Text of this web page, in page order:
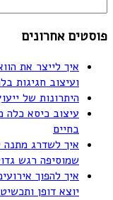
פוסטים אחרונים
איך לייצר את
ועיצוב חגיגות
היתרונות של
עיצוב כיסא כלה
בחיים
איך לשדרג מתנה
שמוסיפה רגש
איך להפוך
יוצא דופן